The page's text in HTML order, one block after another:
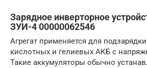
Зарядное инверторное
ЗУИ-4 00000062546
Агрегат применяется для
кислотных и гелиевых АКБ с
Такие аккумуляторы обычно